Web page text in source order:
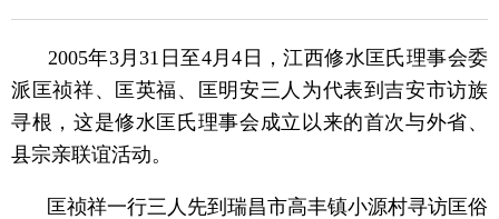
2005年3月31日至4月4日，江西修水匡氏理事会委
派匡祯祥、匡英福、匡明安三人为代表到吉安市访族
寻根，这是修水匡氏理事会成立以来的首次与外省、
县宗亲联谊活动。
匡祯祥一行三人先到瑞昌市高丰镇小源村寻访匡俗